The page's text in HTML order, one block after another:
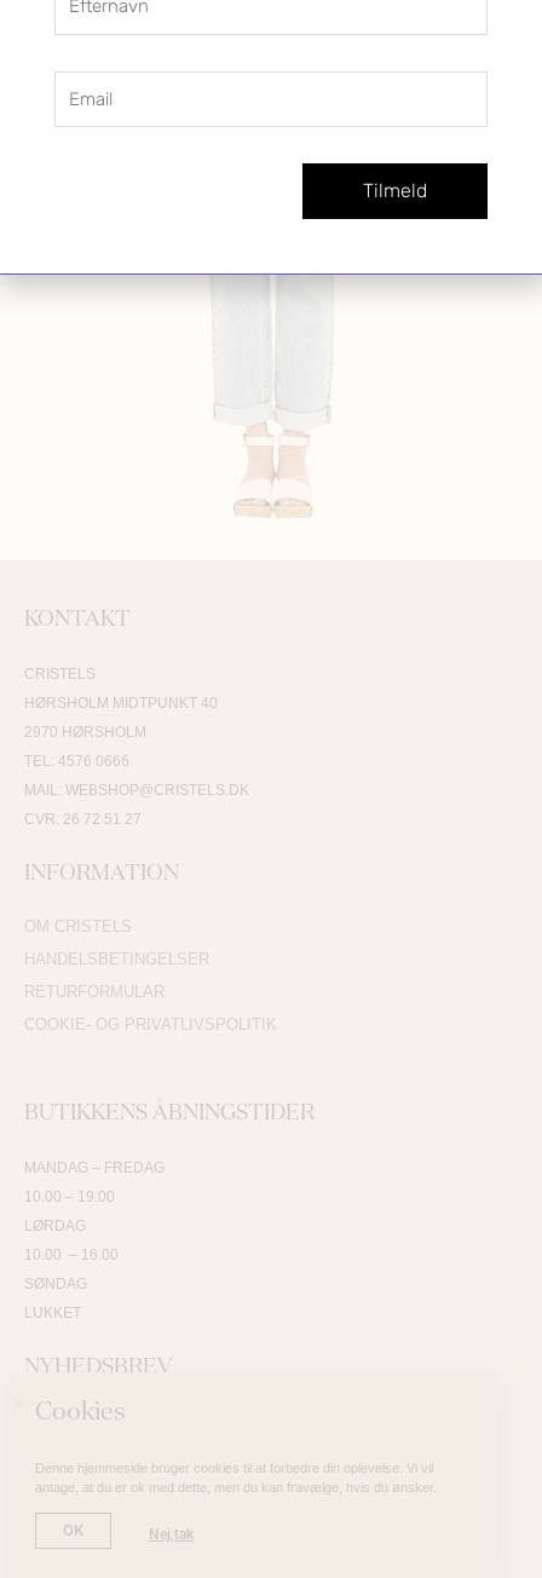
KONTAKT
CRISTELS
HØRSHOLM MIDTPUNKT 40
2970 HØRSHOLM
TEL: 4576 0666
MAIL: WEBSHOP@CRISTELS.DK
CVR: 26 72 51 27
INFORMATION
OM CRISTELS
HANDELSBETINGELSER
RETURFORMULAR
COOKIE- OG PRIVATLIVSPOLITIK
BUTIKKENS ÅBNINGSTIDER
MANDAG – FREDAG
10.00 – 19.00
LØRDAG
10.00 – 16.00
SØNDAG
LUKKET
NYHEDSBREV
Tilmeld nyhedsbrev
Cookies
Denne hjemmeside bruger cookies til at forbedre din oplevelse. Vi vil
antage, at du er ok med dette, men du kan fravælge, hvis du ønsker.
OK Nej,tak
Tilmeld